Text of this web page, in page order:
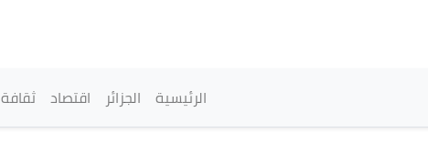
القائمة الرئيسية
الرئيسية الجزائر اقتصاد ثقافة